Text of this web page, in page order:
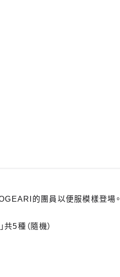
的團員以便服模樣登場。
共5種（隨機）